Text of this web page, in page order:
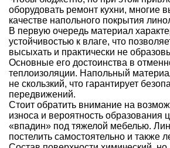
оборудовать ремонт кухни, многие
качестве напольного покрытия
В первую очередь материал
устойчивостью к влаге, что
высыхать и практически не
Основные его достоинства в
теплоизоляции. Напольный
не скользкий, что гарантирует
передвижений.
Стоит обратить внимание на
износа и вероятность образования
«впадин» под тяжелой мебелью.
постелить самостоятельно и также